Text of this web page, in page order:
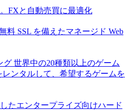
FXと自動売買に最適化
料 SSL を備えたマネージド Web
グ 世界中の20種類以上のゲーム
ンタルして、希望するゲームを
たエンタープライズ向けハード